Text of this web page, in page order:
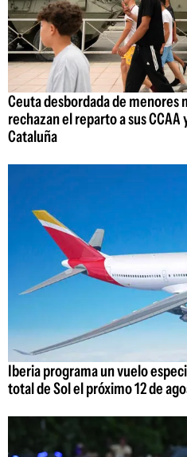
Ceuta desbordada de menores
rechazan el reparto a sus
Cataluña
Iberia programa un vuelo
total de Sol el próximo 12 de